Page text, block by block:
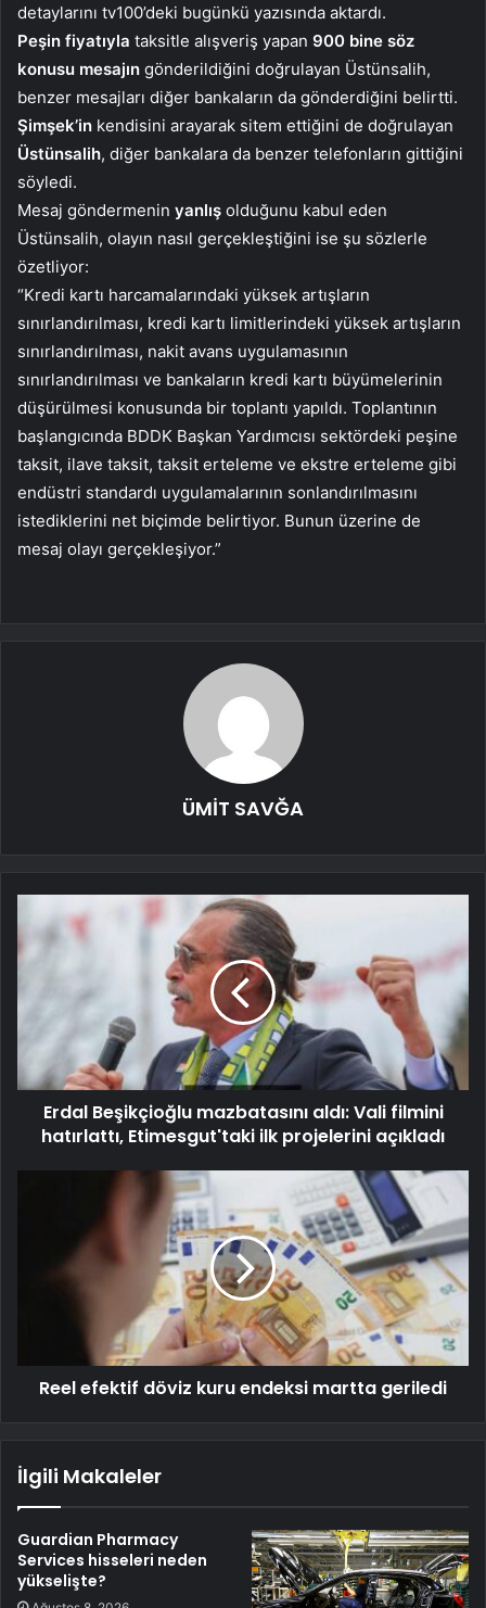
detaylarını tv100’deki bugünkü yazısında aktardı.
Peşin fiyatıyla taksitle alışveriş yapan 900 bine söz
konusu mesajın gönderildiğini doğrulayan Üstünsalih,
benzer mesajları diğer bankaların da gönderdiğini belirtti.
Şimşek’in kendisini arayarak sitem ettiğini de doğrulayan
Üstünsalih, diğer bankalara da benzer telefonların gittiğini
söyledi.
Mesaj göndermenin yanlış olduğunu kabul eden
Üstünsalih, olayın nasıl gerçekleştiğini ise şu sözlerle
özetliyor:
“Kredi kartı harcamalarındaki yüksek artışların
sınırlandırılması, kredi kartı limitlerindeki yüksek artışların
sınırlandırılması, nakit avans uygulamasının
sınırlandırılması ve bankaların kredi kartı büyümelerinin
düşürülmesi konusunda bir toplantı yapıldı. Toplantının
başlangıcında BDDK Başkan Yardımcısı sektördeki peşine
taksit, ilave taksit, taksit erteleme ve ekstre erteleme gibi
endüstri standardı uygulamalarının sonlandırılmasını
istediklerini net biçimde belirtiyor. Bunun üzerine de
mesaj olayı gerçekleşiyor.”
ÜMİT SAVĞA
Erdal Beşikçioğlu mazbatasını aldı: Vali filmini
hatırlattı, Etimesgut'taki ilk projelerini açıkladı
Reel efektif döviz kuru endeksi martta geriledi
İlgili Makaleler
Guardian Pharmacy
Services hisseleri neden
yükselişte?